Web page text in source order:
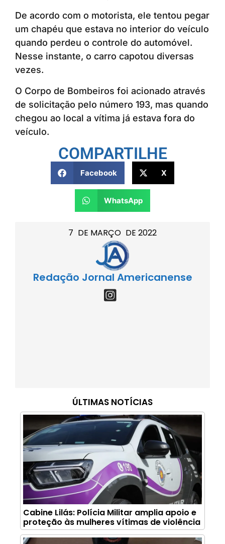
7 DE MARÇO DE 2022
Redação Jornal Americanense
ÚLTIMAS NOTÍCIAS
Cabine Lilás: Polícia Militar amplia apoio e
proteção às mulheres vítimas de violência
De acordo com o motorista, ele tentou pegar
um chapéu que estava no interior do veículo
quando perdeu o controle do automóvel.
Nesse instante, o carro capotou diversas
vezes.
O Corpo de Bombeiros foi acionado através
de solicitação pelo número 193, mas quando
chegou ao local a vítima já estava fora do
veículo.
COMPARTILHE
Facebook X
WhatsApp